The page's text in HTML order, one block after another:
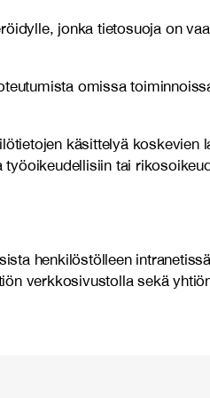
jonka tietosuoja on
omissa
käsittelyä
tai
henkilöstölleen
verkkosivustolla sekä